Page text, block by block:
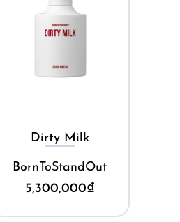
Dirty Milk
BornToStandOut
5,300,000₫